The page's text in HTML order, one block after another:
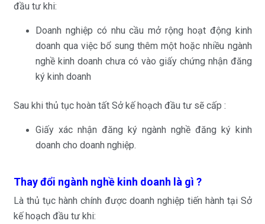
đầu tư khi:
Doanh nghiệp có nhu cầu mở rộng hoạt động kinh
doanh qua việc bổ sung thêm một hoặc nhiều ngành
nghề kinh doanh chưa có vào giấy chứng nhận đăng
ký kinh doanh
Sau khi thủ tục hoàn tất Sở kế hoạch đầu tư sẽ cấp :
Giấy xác nhận đăng ký ngành nghề đăng ký kinh
doanh cho doanh nghiệp.
Thay đổi ngành nghề kinh doanh là gì ?
Là thủ tục hành chính được doanh nghiệp tiến hành tại Sở
kế hoạch đầu tư khi: